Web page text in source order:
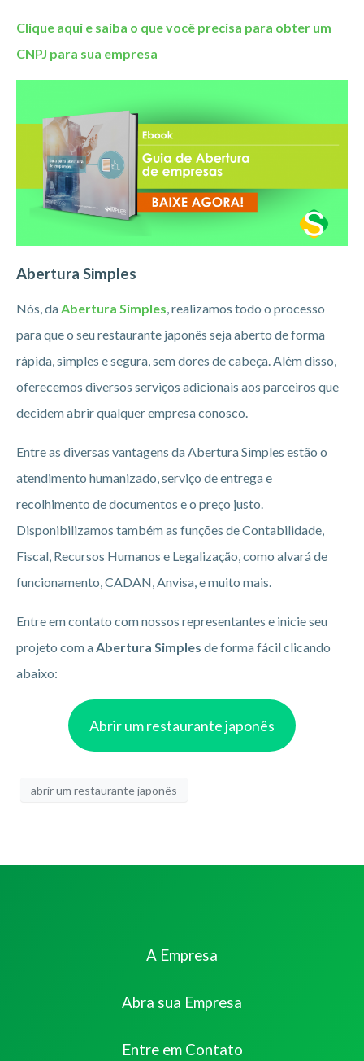
Clique aqui e saiba o que você precisa para obter um
CNPJ para sua empresa
Abertura Simples
Nós, da Abertura Simples , realizamos todo o processo
para que o seu restaurante japonês seja aberto de forma
rápida, simples e segura, sem dores de cabeça. Além disso,
oferecemos diversos serviços adicionais aos parceiros que
decidem abrir qualquer empresa conosco.
Entre as diversas vantagens da Abertura Simples estão o
atendimento humanizado, serviço de entrega e
recolhimento de documentos e o preço justo.
Disponibilizamos também as funções de Contabilidade,
Fiscal, Recursos Humanos e Legalização, como alvará de
funcionamento, CADAN, Anvisa, e muito mais.
Entre em contato com nossos representantes e inicie seu
projeto com a Abertura Simples de forma fácil clicando
abaixo:
Abrir um restaurante japonês
abrir um restaurante japonês
A Empresa
Abra sua Empresa
Entre em Contato